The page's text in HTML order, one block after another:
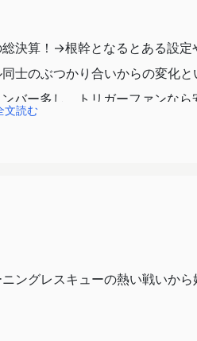
決算！→根幹となるとある設定
士のぶつかり合いからの変化
バー多し。トリガーファンなら
たもなぁ！」
構築する。細田守監督の〈ぼ
。失敗するとただの二番煎じに
文読む
ングレスキューの熱い戦いか